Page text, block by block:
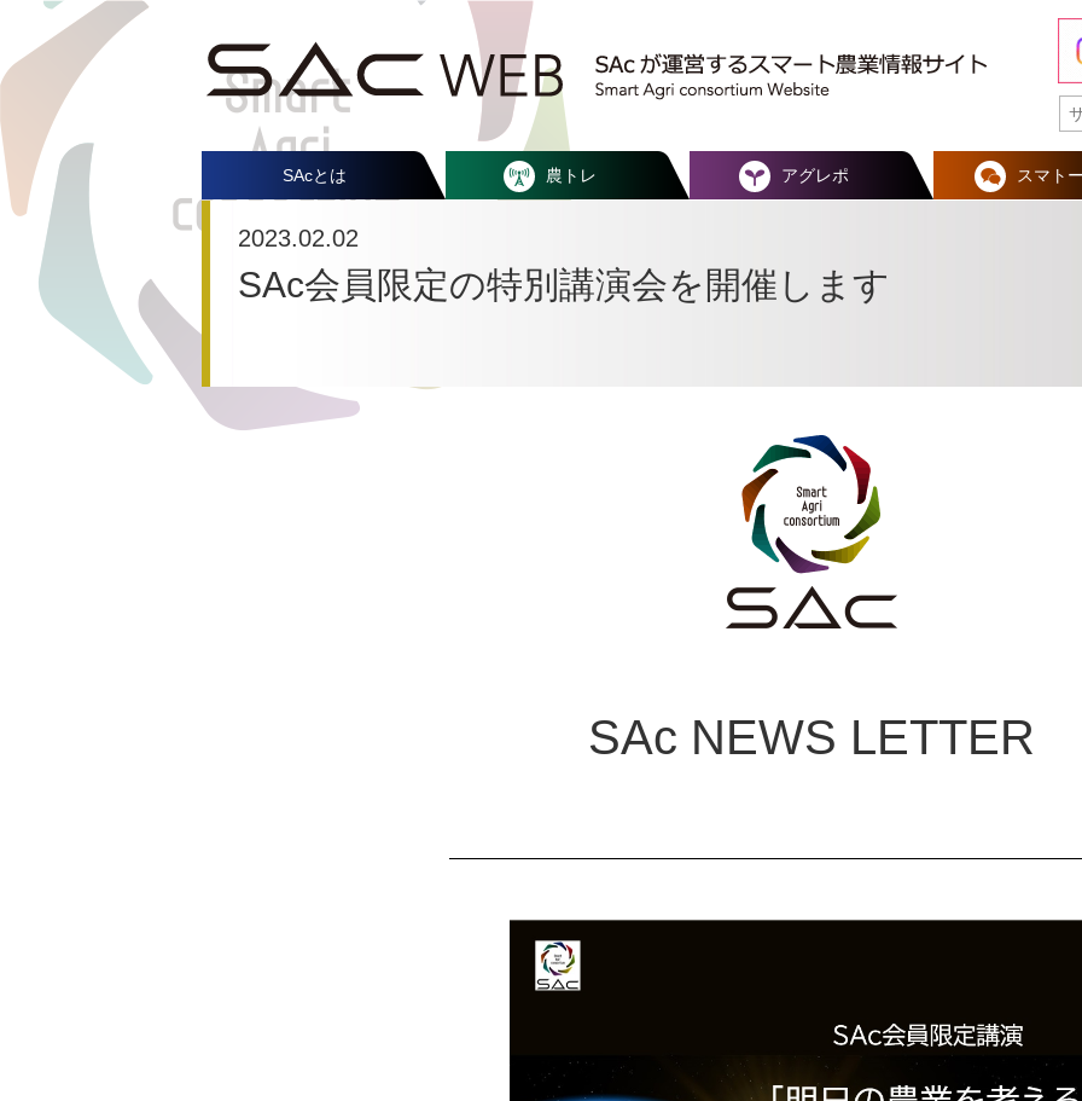
SAcとは 農トレ アグレポ スマト
2023.02.02
SAc会員限定の特別講演会を開催します
SAc NEWS LETTER